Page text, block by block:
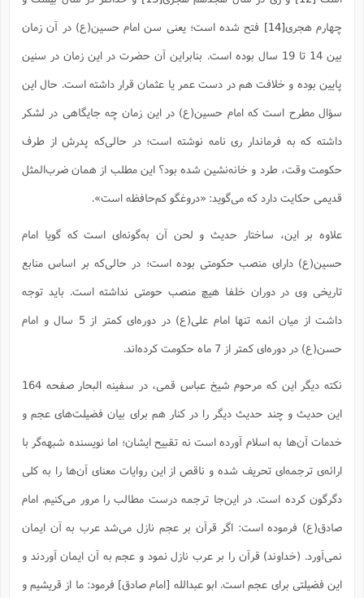
چهارم هجری[14]
فتح شده است؛ یعنی سن امام حسین(ع) در آن زمان
بین 14 تا 19 سال بوده است. بنابراین آن حضرت در این زمان در سنین
پایین بوده و خلافت هم در دست عمر یا عثمان قرار داشته است. حال این
سؤال مطرح است که امام حسین(ع) در این زمان چه جایگاهی در لشکر
داشته که به فرماندار ری نامه نوشته است؛ ‌در حالی‌که پدرش از طرف
حکومت وقت، طرد و خانه‌نشین شده بود؟ این مطلب از همان ضرب‌المثل
قدیمی حکایت دارد که می‌گوید: ‌«دروغگو کم‌حافظه است».
علاوه بر این، ساختار حدیث و لحن آن به‌گونه‌ای است که گویا امام
حسین(ع) دارای منصب حکومتی بوده است؛ در حالی‌که بر اساس منابع
تاریخی وی در دوران خلفا هیچ منصب حومتی نداشته است. باید توجه
داشت از میان ائمه تنها امام علی(ع) در دوره‌ای کمتر از 5 سال و امام
حسن(ع) در دوره‌ای کمتر از 7 ماه حکومت کرده‌اند.
نکته دیگر این که مرحوم شیخ عباس قمی، در سفینه البحار صفحه 164
این حدیث و چند حدیث دیگر را در کنار هم برای بیان فضیلت‌های عجم و
خدمات آن‌ها به اسلام آورده است نه تقبیح ایشان؛ اما نویسنده شبهه‌گر با
ارائه‌ی ترجمه‌ای تحریف شده و ناقص از این روایات معنای آن‌ها را به کلی
دگرگون کرده است. در این‌جا ترجمه درست مطالب را مرور می‌کنیم. امام
صادق(ع) فرموده است: اگر قرآن بر عجم نازل می‌شد عرب به آن ایمان
نمی‌آورد. (خداوند) قرآن را بر عرب نازل نمود و عجم به آن ایمان آوردند و
این فضیلتی برای عجم است. ابو عبدالله [امام صادق] فرمود: ما از قریشیم و